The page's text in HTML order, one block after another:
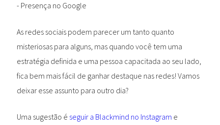
- Presença no Google
As redes sociais podem parecer um tanto quanto
misteriosas para alguns, mas quando você tem uma
estratégia definida e uma pessoa capacitada ao seu lado,
fica bem mais fácil de ganhar destaque nas redes! Vamos
deixar esse assunto para outro dia?
Uma sugestão é seguir a Blackmind no Instagram e